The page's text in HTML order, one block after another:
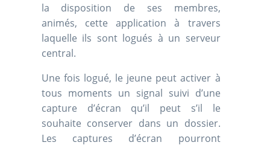
la disposition de ses membres,
animés, cette application à travers
laquelle ils sont logués à un serveur
central.
Une fois logué, le jeune peut activer à
tous moments un signal suivi d’une
capture d’écran qu’il peut s’il le
souhaite conserver dans un dossier.
Les captures d’écran pourront